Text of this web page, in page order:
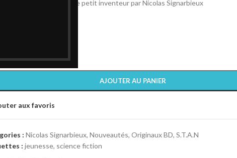
Original couleur Alex, le petit inventeur par Nicolas Signarbieux
30×40 cm
AJOUTER AU PANIER
aux favoris
: Nicolas Signarbieux, Nouveautés, Originaux BD, S.T.A.N
: jeunesse, science fiction